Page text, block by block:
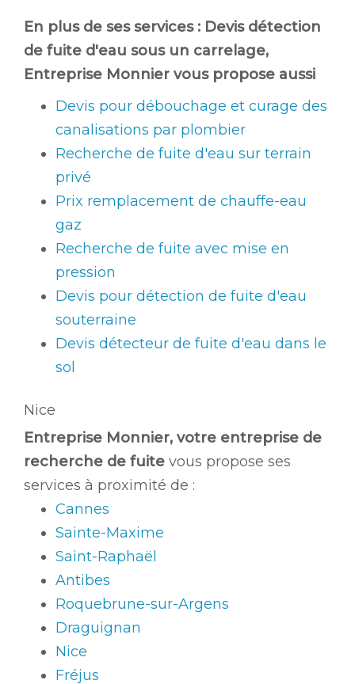
En plus de ses services : Devis détection
de fuite d'eau sous un carrelage,
Entreprise Monnier vous propose aussi
Devis pour débouchage et curage des
canalisations par plombier
Recherche de fuite d'eau sur terrain
privé
Prix remplacement de chauffe-eau
gaz
Recherche de fuite avec mise en
pression
Devis pour détection de fuite d'eau
souterraine
Devis détecteur de fuite d'eau dans le
sol
Nice
Entreprise Monnier, votre entreprise de
recherche de fuite vous propose ses
services à proximité de :
Cannes
Sainte-Maxime
Saint-Raphaël
Antibes
Roquebrune-sur-Argens
Draguignan
Nice
Fréjus